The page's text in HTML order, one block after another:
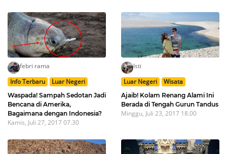
febri rama
Info Terbaru
Luar Negeri
Waspada! Sampah Sedotan Jadi
Bencana di Amerika,
Bagaimana dengan Indonesia?
Kamis, Juli 27, 2017 07.30
Isti
Luar Negeri
Wisata
Ajaib! Kolam Renang Alami Ini
Berada di Tengah Gurun Tandus
Minggu, Juli 23, 2017 18.00